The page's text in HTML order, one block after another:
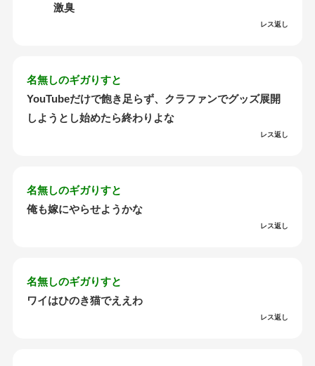
激臭
レス返し
名無しのギガりすと
YouTubeだけで飽き足らず、クラファンでグッズ展開
しようとし始めたら終わりよな
レス返し
名無しのギガりすと
俺も嫁にやらせようかな
レス返し
名無しのギガりすと
ワイはひのき猫でええわ
レス返し